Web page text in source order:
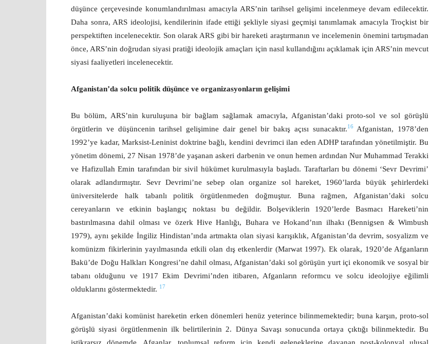
düşünce çerçevesinde konumlandırılması amacıyla ARS’nin tarihsel gelişimi incelenmeye devam edilecektir.
Daha sonra, ARS ideolojisi, kendilerinin ifade ettiği şekliyle siyasi geçmişi tanımlamak amacıyla Troçkist bir
perspektiften incelenecektir. Son olarak ARS gibi bir hareketi araştırmanın ve incelemenin önemini tartışmadan
önce, ARS’nin doğrudan siyasi pratiği ideolojik amaçları için nasıl kullandığını açıklamak için ARS’nin mevcut
siyasi faaliyetleri incelenecektir.
Afganistan’da solcu politik düşünce ve organizasyonların gelişimi
Bu bölüm, ARS’nin kuruluşuna bir bağlam sağlamak amacıyla, Afganistan’daki proto-sol ve sol görüşlü
örgütlerin ve düşüncenin tarihsel gelişimine dair genel bir bakış açısı sunacaktır.16Afganistan, 1978’den
1992’ye kadar, Marksist-Leninist doktrine bağlı, kendini devrimci ilan eden ADHP tarafından yönetilmiştir. Bu
yönetim dönemi, 27 Nisan 1978’de yaşanan askeri darbenin ve onun hemen ardından Nur Muhammad Terakki
ve Hafizullah Emin tarafından bir sivil hükümet kurulmasıyla başladı. Taraftarları bu dönemi ‘Sevr Devrimi’
olarak adlandırmıştır. Sevr Devrimi’ne sebep olan organize sol hareket, 1960’larda büyük şehirlerdeki
üniversitelerde halk tabanlı politik örgütlenmeden doğmuştur. Buna rağmen, Afganistan’daki solcu
cereyanların ve etkinin başlangıç noktası bu değildir. Bolşeviklerin 1920’lerde Basmacı Hareketi’nin
bastırılmasına dahil olması ve özerk Hive Hanlığı, Buhara ve Hokand’nın ilhakı (Bennigsen & Wimbush
1979), aynı şekilde İngiliz Hindistan’ında artmakta olan siyasi karışıklık, Afganistan’da devrim, sosyalizm ve
komünizm fikirlerinin yayılmasında etkili olan dış etkenlerdir (Marwat 1997). Ek olarak, 1920’de Afganların
Bakü’de Doğu Halkları Kongresi’ne dahil olması, Afganistan’daki sol görüşün yurt içi ekonomik ve sosyal bir
tabanı olduğunu ve 1917 Ekim Devrimi’nden itibaren, Afganların reformcu ve solcu ideolojiye eğilimli
olduklarını göstermektedir. 17
Afganistan’daki komünist hareketin erken dönemleri henüz yeterince bilinmemektedir; buna karşın, proto-sol
görüşlü siyasi örgütlenmenin ilk belirtilerinin 2. Dünya Savaşı sonucunda ortaya çıktığı bilinmektedir. Bu